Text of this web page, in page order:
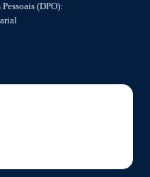
(DPO):